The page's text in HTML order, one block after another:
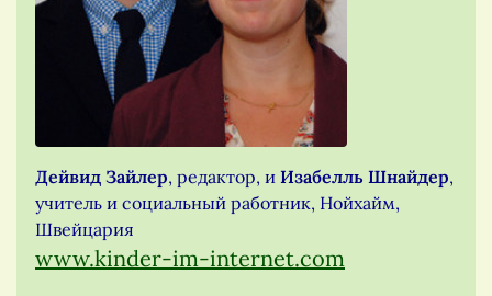
Дейвид Зайлер, редактор, и Изабелль Шнайдер,
учитель и социальный работник, Нойхайм,
Швейцария
www.kinder-im-internet.com